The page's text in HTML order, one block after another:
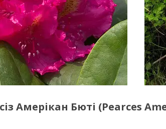
Амерікан Бюті (Pearces